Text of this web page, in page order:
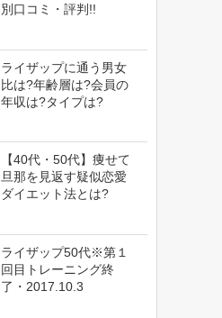
別口コミ・評判!!
ライザップに通う男女
比は?年齢層は?会員の
年収は?タイプは?
【40代・50代】痩せて
旦那を見返す疑似恋愛
ダイエット法とは?
ライザップ50代※第１
回目トレーニング終
了・2017.10.3